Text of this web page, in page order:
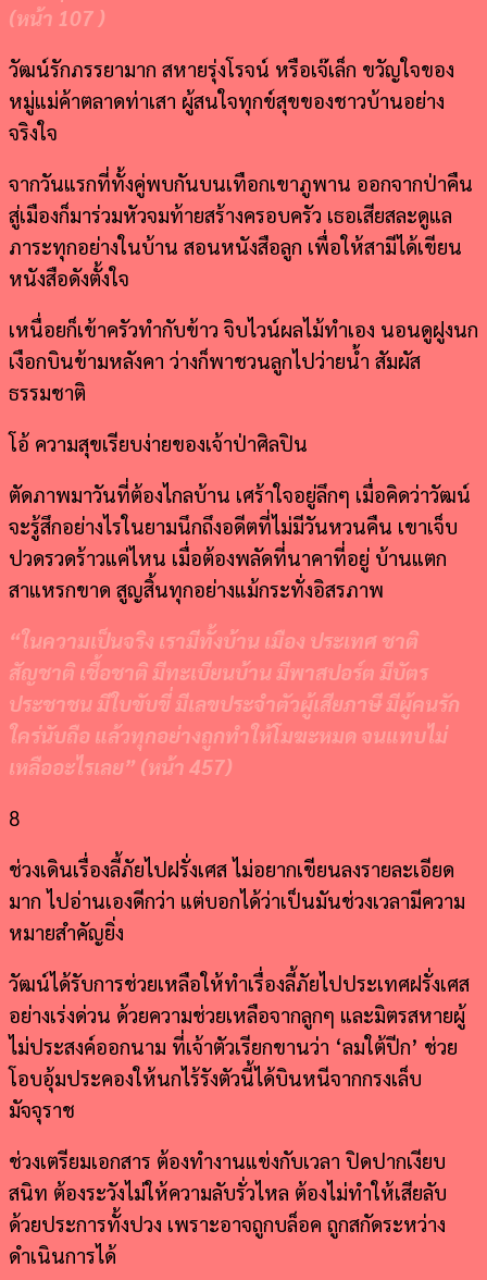
(หน้า 107 )
วัฒน์รักภรรยามาก สหายรุ่งโรจน์ หรือเจ๊เล็ก ขวัญใจของ
หมู่แม่ค้าตลาดท่าเสา ผู้สนใจทุกข์สุขของชาวบ้านอย่าง
จริงใจ
จากวันแรกที่ทั้งคู่พบกันบนเทือกเขาภูพาน ออกจากป่าคืน
สู่เมืองก็มาร่วมหัวจมท้ายสร้างครอบครัว เธอเสียสละดูแล
ภาระทุกอย่างในบ้าน สอนหนังสือลูก เพื่อให้สามีได้เขียน
หนังสือดังตั้งใจ
เหนื่อยก็เข้าครัวทำกับข้าว จิบไวน์ผลไม้ทำเอง นอนดูฝูงนก
เงือกบินข้ามหลังคา ว่างก็พาชวนลูกไปว่ายน้ำ สัมผัส
ธรรมชาติ
โอ้ ความสุขเรียบง่ายของเจ้าป่าศิลปิน
ตัดภาพมาวันที่ต้องไกลบ้าน เศร้าใจอยู่ลึกๆ เมื่อคิดว่าวัฒน์
จะรู้สึกอย่างไรในยามนึกถึงอดีตที่ไม่มีวันหวนคืน เขาเจ็บ
ปวดรวดร้าวแค่ไหน เมื่อต้องพลัดที่นาคาที่อยู่ บ้านแตก
สาแหรกขาด สูญสิ้นทุกอย่างแม้กระทั่งอิสรภาพ
“ในความเป็นจริง เรามีทั้งบ้าน เมือง ประเทศ ชาติ
สัญชาติ เชื้อชาติ มีทะเบียนบ้าน มีพาสปอร์ต มีบัตร
ประชาชน มีใบขับขี่ มีเลขประจำตัวผู้เสียภาษี มีผู้คนรัก
ใคร่นับถือ แล้วทุกอย่างถูกทำให้โมฆะหมด จนแทบไม่
เหลืออะไรเลย” (หน้า 457)
8
ช่วงเดินเรื่องลี้ภัยไปฝรั่งเศส ไม่อยากเขียนลงรายละเอียด
มาก ไปอ่านเองดีกว่า แต่บอกได้ว่าเป็นมันช่วงเวลามีความ
หมายสำคัญยิ่ง
วัฒน์ได้รับการช่วยเหลือให้ทำเรื่องลี้ภัยไปประเทศฝรั่งเศส
อย่างเร่งด่วน ด้วยความช่วยเหลือจากลูกๆ และมิตรสหายผู้
ไม่ประสงค์ออกนาม ที่เจ้าตัวเรียกขานว่า ‘ลมใต้ปีก’ ช่วย
โอบอุ้มประคองให้นกไร้รังตัวนี้ได้บินหนีจากกรงเล็บ
มัจจุราช
ช่วงเตรียมเอกสาร ต้องทำงานแข่งกับเวลา ปิดปากเงียบ
สนิท ต้องระวังไม่ให้ความลับรั่วไหล ต้องไม่ทำให้เสียลับ
ด้วยประการทั้งปวง เพราะอาจถูกบล็อค ถูกสกัดระหว่าง
ดำเนินการได้